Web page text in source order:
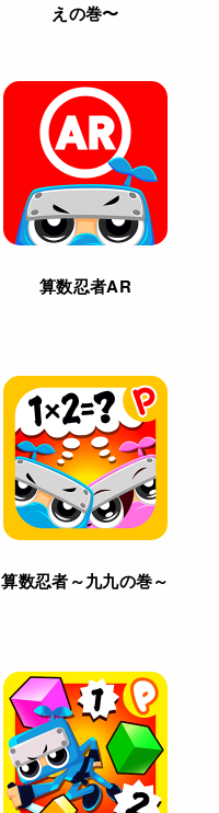
えの巻〜
算数忍者AR
算数忍者～九九の巻～